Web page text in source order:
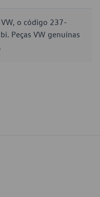
o código 237-
Peças VW genuínas